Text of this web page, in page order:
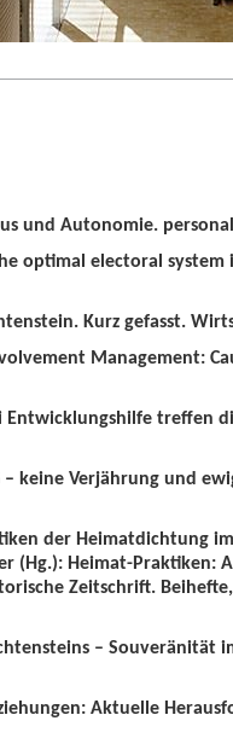
und Autonomie.
optimal electoral
Kurz gefasst.
Management:
treffen
keine Verjährung und
der Heimatdichtung
(Hg.): Heimat-Praktiken:
Zeitschrift.
– Souveränität
Aktuelle